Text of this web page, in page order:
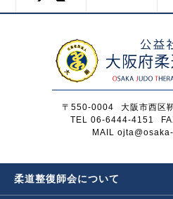
〒550-0004
大阪市西区
TEL 06-6444-4151
MAIL
柔道整復師会について